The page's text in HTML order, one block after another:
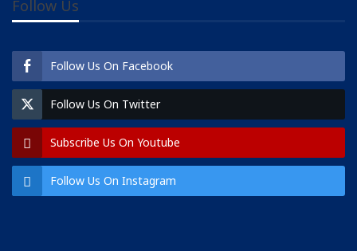
Follow Us
Follow Us On Facebook
Follow Us On Twitter
Subscribe Us On Youtube
Follow Us On Instagram